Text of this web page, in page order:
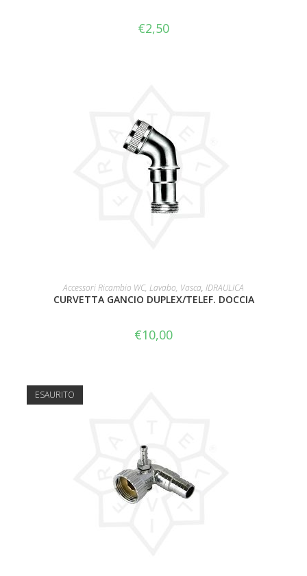
€2,50
AGGIUNGI AL CARRELLO
Accessori Ricambio WC, Lavabo, Vasca, IDRAULICA
CURVETTA GANCIO DUPLEX/TELEF. DOCCIA
€10,00
ESAURITO